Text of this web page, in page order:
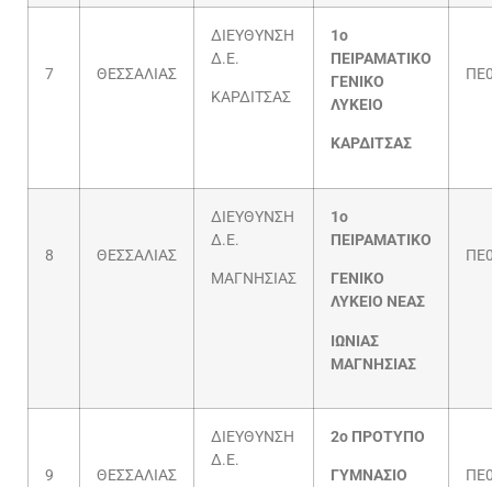
7 ΘΕΣΣΑΛΙΑΣ
ΔΙΕΥΘΥΝΣΗ
Δ.Ε.
ΚΑΡΔΙΤΣΑΣ
1ο
ΠΕΙΡΑΜΑΤΙΚΟ
ΓΕΝΙΚΟ
ΛΥΚΕΙΟ
ΚΑΡΔΙΤΣΑΣ
8 ΘΕΣΣΑΛΙΑΣ
ΔΙΕΥΘΥΝΣΗ
Δ.Ε.
ΜΑΓΝΗΣΙΑΣ
1ο
ΠΕΙΡΑΜΑΤΙΚΟ
ΓΕΝΙΚΟ
ΛΥΚΕΙΟ ΝΕΑΣ
ΙΩΝΙΑΣ
ΜΑΓΝΗΣΙΑΣ
9 ΘΕΣΣΑΛΙΑΣ
ΔΙΕΥΘΥΝΣΗ
Δ.Ε.
2ο ΠΡΟΤΥΠΟ
ΓΥΜΝΑΣΙΟ